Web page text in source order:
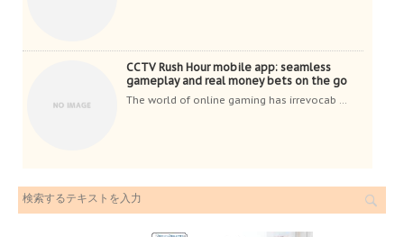
CCTV Rush Hour mobile app: seamless
gameplay and real money bets on the go
The world of online gaming has irrevocab ...